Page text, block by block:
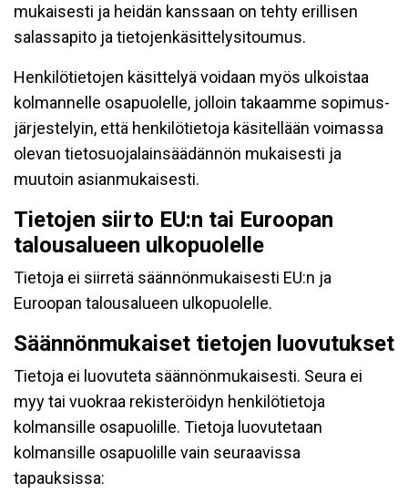
mukaisesti ja heidän kanssaan on tehty erillisen
salassapito ja tietojenkäsittelysitoumus.
Henkilötietojen käsittelyä voidaan myös ulkoistaa
kolmannelle osapuolelle, jolloin takaamme sopimus-
järjestelyin, että henkilötietoja käsitellään voimassa
olevan tietosuojalainsäädännön mukaisesti ja
muutoin asianmukaisesti.
Tietojen siirto EU:n tai Euroopan
talousalueen ulkopuolelle
Tietoja ei siirretä säännönmukaisesti EU:n ja
Euroopan talousalueen ulkopuolelle.
Säännönmukaiset tietojen luovutukset
Tietoja ei luovuteta säännönmukaisesti. Seura ei
myy tai vuokraa rekisteröidyn henkilötietoja
kolmansille osapuolille. Tietoja luovutetaan
kolmansille osapuolille vain seuraavissa
tapauksissa: